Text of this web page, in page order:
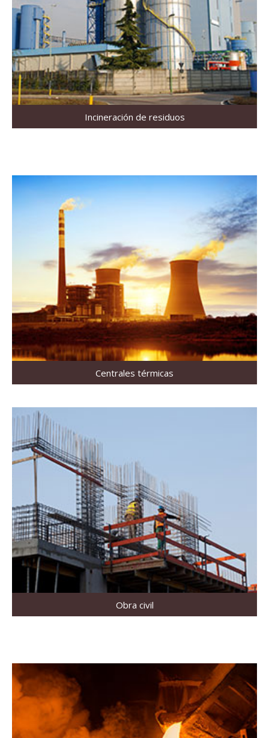
Incineración de residuos
Centrales térmicas
Obra civil